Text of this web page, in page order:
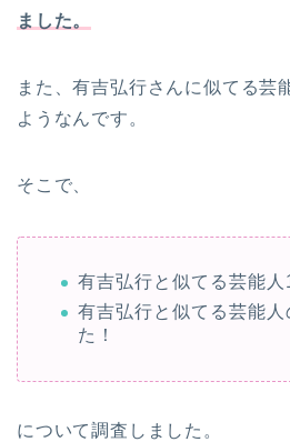
ました。
また、有吉弘行さんに似てる芸
ようなんです。
そこで、
有吉弘行と似てる芸能人
有吉弘行と似てる芸能
た！
について調査しました。